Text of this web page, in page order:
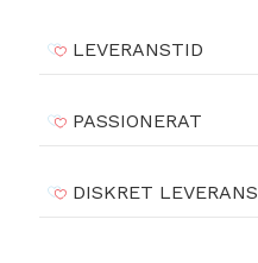
LEVERANSTID
PASSIONERAT
DISKRET LEVERANS